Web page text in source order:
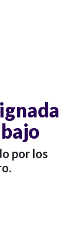
por los